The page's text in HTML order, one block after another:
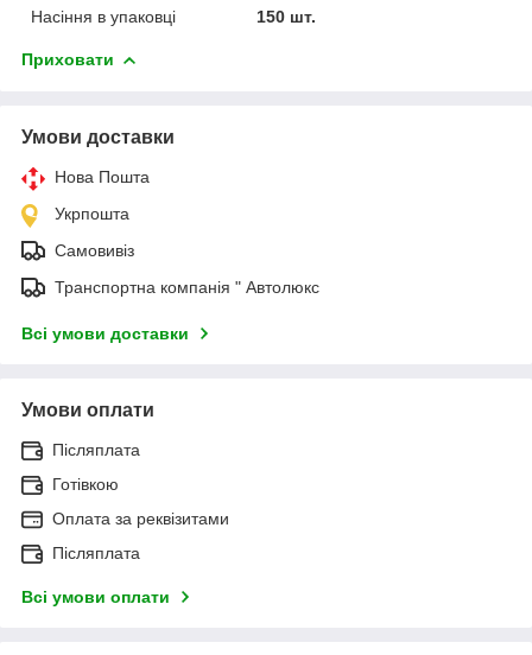
Насіння в упаковці
150 шт.
Приховати
Умови доставки
Нова Пошта
Укрпошта
Самовивіз
Транспортна компанія " Автолюкс
Всі умови доставки
Умови оплати
Післяплата
Готівкою
Оплата за реквізитами
Післяплата
Всі умови оплати